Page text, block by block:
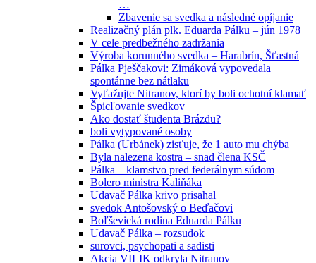
…
Zbavenie sa svedka a následné opíjanie
Realizačný plán plk. Eduarda Pálku – jún 1978
V cele predbežného zadržania
Výroba korunného svedka – Harabrín, Šťastná
Pálka Pješčakovi: Zimáková vypovedala
spontánne bez nátlaku
Vyťažujte Nitranov, ktorí by boli ochotní klamať
Špicľovanie svedkov
Ako dostať študenta Brázdu?
boli vytypované osoby
Pálka (Urbánek) zisťuje, že 1 auto mu chýba
Byla nalezena kostra – snad člena KSČ
Pálka – klamstvo pred federálnym súdom
Bolero ministra Kaliňáka
Udavač Pálka krivo prisahal
svedok Antošovský o Beďačovi
Boľševická rodina Eduarda Pálku
Udavač Pálka – rozsudok
surovci, psychopati a sadisti
Akcia VILIK odkryla Nitranov